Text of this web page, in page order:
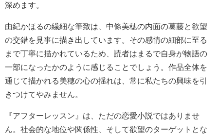
深めます。
由紀かほるの繊細な筆致は、中條美穂の内面の葛藤と欲望
の交錯を見事に描き出しています。その感情の細部に至る
まで丁寧に描かれているため、読者はまるで自身が物語の
一部になったかのように感じることでしょう。作品全体を
通じて描かれる美穂の心の揺れは、常に私たちの興味を引
きつけてやみません。
『アフターレッスン』は、ただの恋愛小説ではありませ
ん。社会的な地位や関係性、そして欲望のターゲットとな